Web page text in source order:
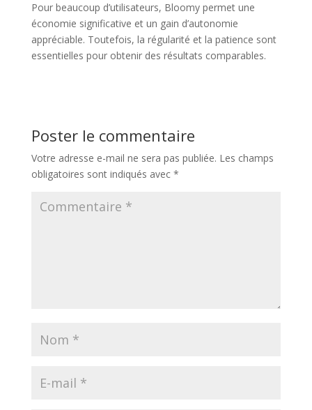
Pour beaucoup d’utilisateurs, Bloomy permet une
économie significative et un gain d’autonomie
appréciable. Toutefois, la régularité et la patience sont
essentielles pour obtenir des résultats comparables.
Poster le commentaire
Votre adresse e-mail ne sera pas publiée. Les champs
obligatoires sont indiqués avec *